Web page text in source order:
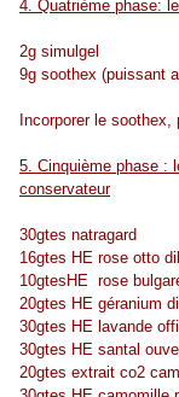
4. Quatrième phase:
2g simulgel
9g soothex (puissant
Incorporer le
5. Cinquième phase
conservateur
30gtes natragard
16gtes HE rose otto
10gtesHE rose
20gtes HE géranium
30gtes HE lavande
30gtes HE santal
20gtes extrait co2